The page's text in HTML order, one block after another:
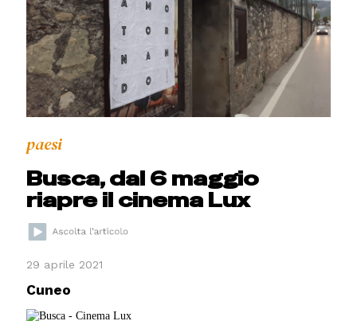
paesi
Busca, dal 6 maggio
riapre il cinema Lux
29 aprile 2021
Cuneo